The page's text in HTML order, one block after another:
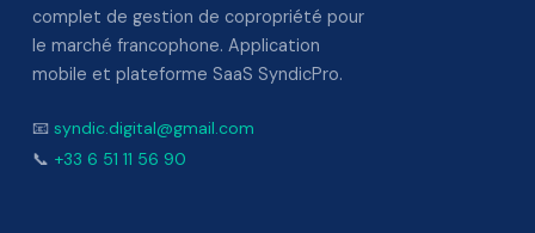
complet de gestion de copropriété pour
le marché francophone. Application
mobile et plateforme SaaS SyndicPro.
📧 syndic.digital@gmail.com
📞 +33 6 51 11 56 90